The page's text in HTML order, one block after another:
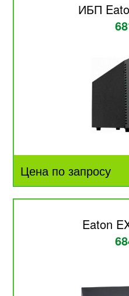
ИБП
Цена по запросу
Eaton